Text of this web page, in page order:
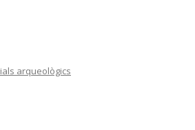
arqueològics